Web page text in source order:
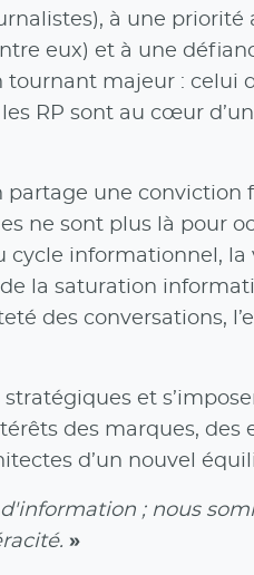
à une priorité
eux) et à une
majeur : celui
RP sont au cœur
une conviction
ne sont plus là pour
cycle informationnel,
la saturation
des conversations,
et
des marques, des
d’un nouvel
; nous
»